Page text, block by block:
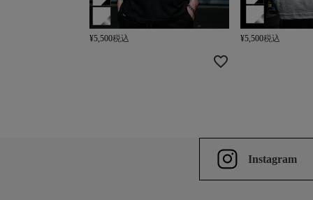
¥5,500税込 ¥5,500税込
Instagram